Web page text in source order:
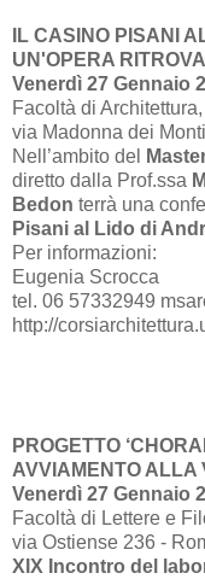
IL CASINO PISANI
UN'OPERA
Venerdì 27 Gennaio
Facoltà di Architettura,
via Madonna dei
Nell’ambito del
diretto dalla Prof.ssa
Bedon terrà una
Pisani al Lido di
Per informazioni:
Eugenia Scrocca
tel. 06 57332949
http://
PROGETTO
AVVIAMENTO ALLA
Venerdì 27 Gennaio
Facoltà di Lettere e
via Ostiense 236 -
XIX Incontro del